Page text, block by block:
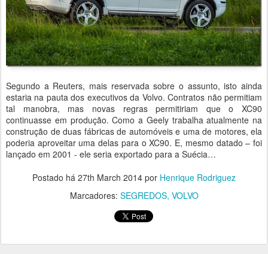
Segundo a Reuters, mais reservada sobre o assunto, isto ainda
estaria na pauta dos executivos da Volvo. Contratos não permitiam
tal manobra, mas novas regras permitiriam que o XC90
continuasse em produção. Como a Geely trabalha atualmente na
construção de duas fábricas de automóveis e uma de motores, ela
poderia aproveitar uma delas para o XC90. E, mesmo datado – foi
lançado em 2001 - ele seria exportado para a Suécia…
Postado há 27th March 2014 por Henrique Rodriguez
Marcadores: SEGREDOS VOLVO